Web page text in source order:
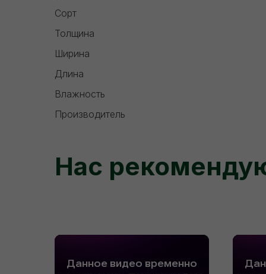
Сорт
Толщина
Ширина
Длина
Влажность
Производитель
Нас